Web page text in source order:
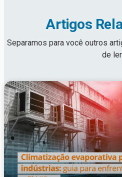
Artigos
Separamos para você outros
de ler